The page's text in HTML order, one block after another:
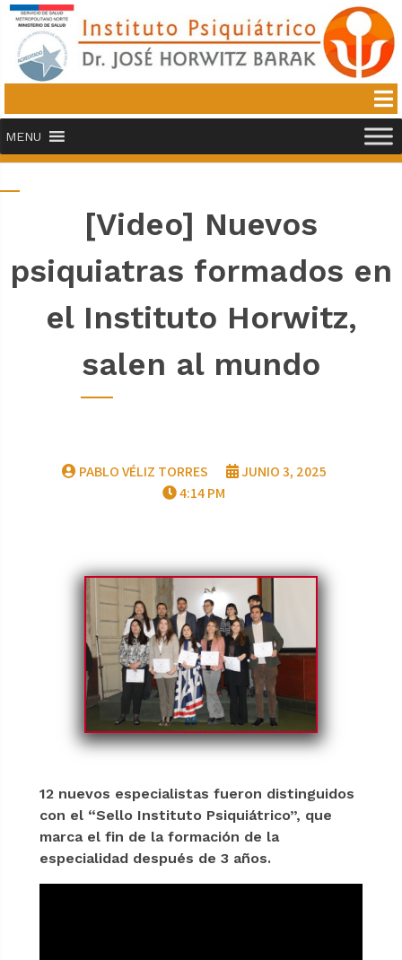
MENU
[Video] Nuevos
psiquiatras formados en
el Instituto Horwitz,
salen al mundo
PABLO VÉLIZ TORRES
JUNIO 3, 2025
4:14 PM
12 nuevos especialistas fueron distinguidos
con el “Sello Instituto Psiquiátrico”, que
marca el fin de la formación de la
especialidad después de 3 años.